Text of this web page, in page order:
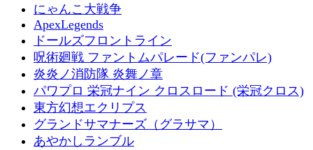
にゃんこ大戦争
ApexLegends
ドールズフロントライン
呪術廻戦 ファントムパレード(ファンパレ)
炎炎ノ消防隊 炎舞ノ章
パワプロ 栄冠ナイン クロスロード (栄冠クロス)
東方幻想エクリプス
グランドサマナーズ（グラサマ）
あやかしランブル